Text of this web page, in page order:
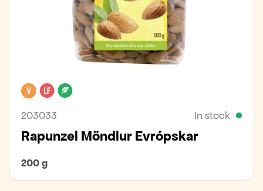
VeganLactose free
203033 In stock
Rapunzel Möndlur Evrópskar
200 g